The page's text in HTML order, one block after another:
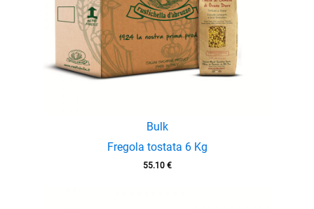
Bulk
Fregola tostata 6 Kg
55.10 €